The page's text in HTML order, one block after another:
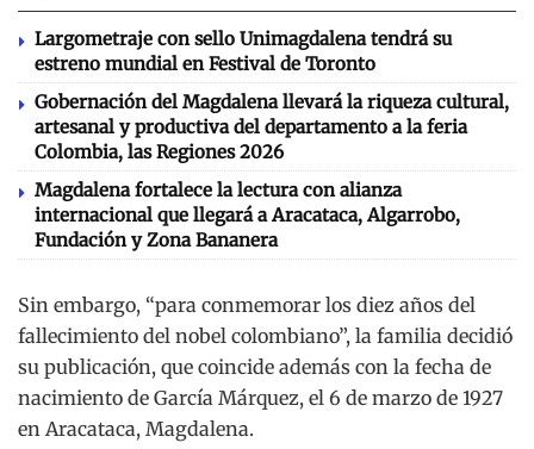
Largometraje con sello Unimagdalena tendrá su
estreno mundial en Festival de Toronto
Gobernación del Magdalena llevará la riqueza cultural,
artesanal y productiva del departamento a la feria
Colombia, las Regiones 2026
Magdalena fortalece la lectura con alianza
internacional que llegará a Aracataca, Algarrobo,
Fundación y Zona Bananera
Sin embargo, “para conmemorar los diez años del
fallecimiento del nobel colombiano”, la familia decidió
su publicación, que coincide además con la fecha de
nacimiento de García Márquez, el 6 de marzo de 1927
en Aracataca, Magdalena.